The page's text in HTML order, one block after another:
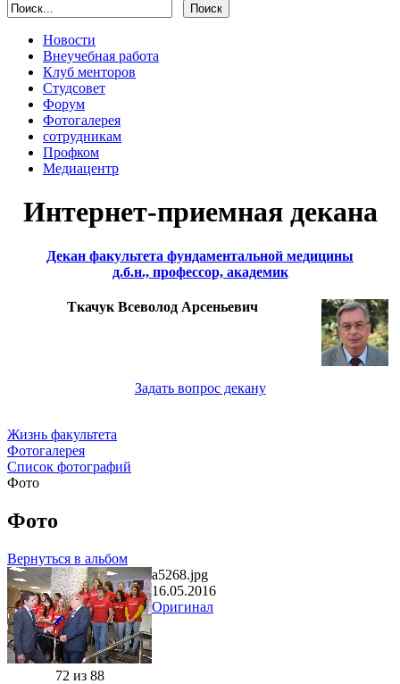
Новости
Внеучебная работа
Клуб менторов
Студсовет
Форум
Фотогалерея
сотрудникам
Профком
Медиацентр
Интернет-приемная декана
Декан факультета фундаментальной медицины
д.б.н., профессор, академик
Ткачук Всеволод Арсеньевич
Задать вопрос декану
Жизнь факультета
Фотогалерея
Список фотографий
Фото
Фото
Вернуться в альбом
72 из 88
a5268.jpg
16.05.2016
Оригинал